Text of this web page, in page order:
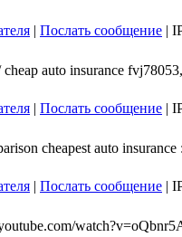
| Послать сообщение |
auto insurance
| Послать сообщение |
cheapest auto
| Послать сообщение |